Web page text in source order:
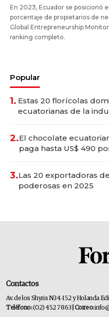
En 2023, Ecuador se posicionó
porcentaje de propietarios de
Global Entrepreneurship
ranking completo.
Popular
1. Estas 20 florícolas
ecuatorianas de la
2.El chocolate
paga hasta US$ 490
3.Las 20 exportadoras
poderosas en 2025
Contactos
Av. de los Shyris N34-152 y Holanda
Teléfono:(02) 452 7863 | Correo: